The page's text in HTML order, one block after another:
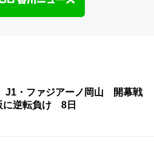
J1・ファジアーノ岡山 開幕戦
に逆転負け 8日